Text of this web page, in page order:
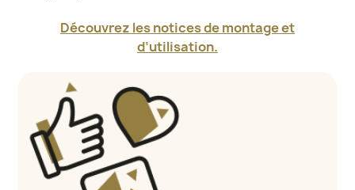
Découvrez les notices de montage et
d’utilisation.